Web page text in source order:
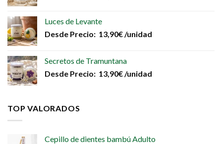
Luces de Levante
Desde Precio: 13,90€/unidad
Secretos de Tramuntana
Desde Precio: 13,90€/unidad
TOP VALORADOS
Cepillo de dientes bambú Adulto